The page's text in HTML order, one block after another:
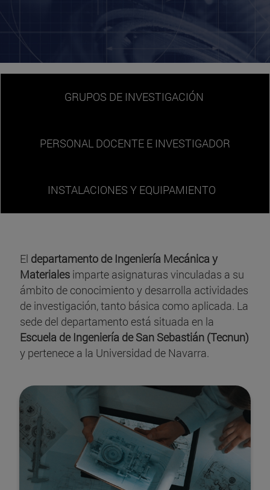
GRUPOS DE INVESTIGACIÓN
PERSONAL DOCENTE E INVESTIGADOR
INSTALACIONES Y EQUIPAMIENTO
El departamento de Ingeniería Mecánica y
Materiales imparte asignaturas vinculadas a su
ámbito de conocimiento y desarrolla actividades
de investigación, tanto básica como aplicada. La
sede del departamento está situada en la
Escuela de Ingeniería de San Sebastián (Tecnun)
y pertenece a la Universidad de Navarra.